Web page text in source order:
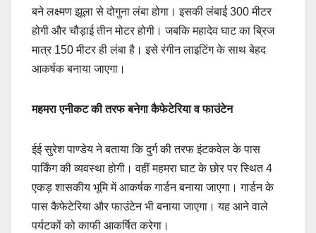
बने लक्ष्मण झूला से दोगुना लंबा होगा। इसकी लंबाई 300 मीटर
होगी और चौड़ाई तीन मोटर होगी। जबकि महादेव घाट का ब्रिज
मात्र 150 मीटर ही लंबा है। इसे रंगीन लाइटिंग के साथ बेहद
आकर्षक बनाया जाएगा।
महमरा एनीकट की तरफ बनेगा कैफेटेरिया व फाउंटेन
ईई सुरेश पाण्डेय ने बताया कि दुर्ग की तरफ इंटकवेल के पास
पार्किंग की व्यवस्था होगी। वहीं महमरा घाट के छोर पर स्थित 4
एकड़ शासकीय भूमि में आकर्षक गार्डन बनाया जाएगा। गार्डन के
पास कैफेटेरिया और फाउंटेन भी बनाया जाएगा। यह आने वाले
पर्यटकों को काफी आकर्षित करेगा।